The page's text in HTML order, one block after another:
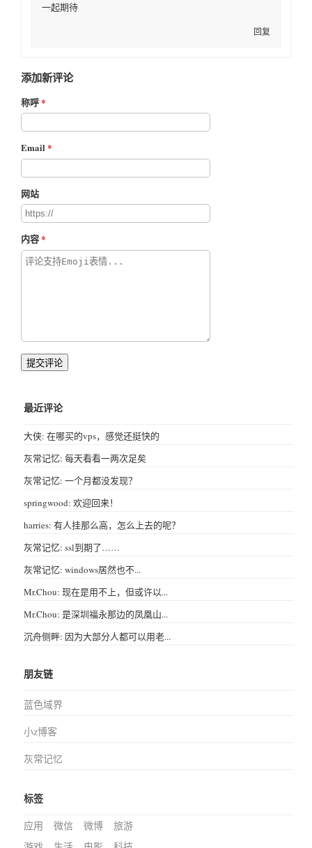
一起期待
回复
添加新评论
称呼
Email
网站
内容
提交评论
最近评论
大侠: 在哪买的vps，感觉还挺快的
灰常记忆: 每天看看一两次足矣
灰常记忆: 一个月都没发现？
springwood: 欢迎回来！
harries: 有人挂那么高，怎么上去的呢？
灰常记忆: ssl到期了……
灰常记忆: windows居然也不...
Mr.Chou: 现在是用不上，但或许以...
Mr.Chou: 是深圳福永那边的凤凰山...
沉舟侧畔: 因为大部分人都可以用老...
朋友链
蓝色域界
小z博客
灰常记忆
标签
应用 微信 微博
旅游